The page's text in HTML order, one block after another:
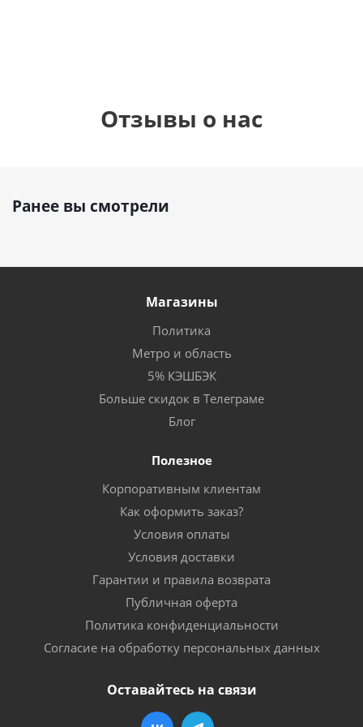
Отзывы о нас
Ранее вы смотрели
Магазины
Политика
Метро и область
5% КЭШБЭК
Больше скидок в Телеграме
Блог
Полезное
Корпоративным клиентам
Как оформить заказ?
Условия оплаты
Условия доставки
Гарантии и правила возврата
Публичная оферта
Политика конфиденциальности
Согласие на обработку персональных данных
Оставайтесь на связи